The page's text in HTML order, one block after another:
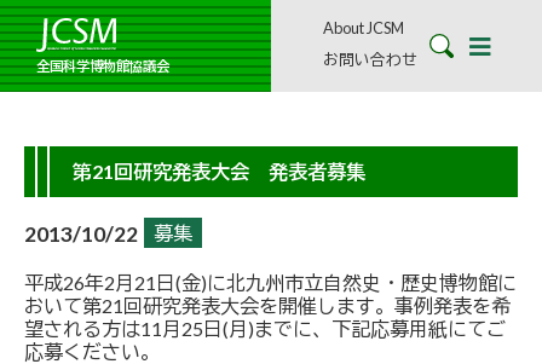
全国科学博物館協議会
About JCSM
お問い合わせ
第21回研究発表大会 発表者募集
2013/10/22 募集
平成26年2月21日(金)に北九州市立自然史・歴史博物館に
おいて第21回研究発表大会を開催します。事例発表を希
望される方は11月25日(月)までに、下記応募用紙にてご
応募ください。